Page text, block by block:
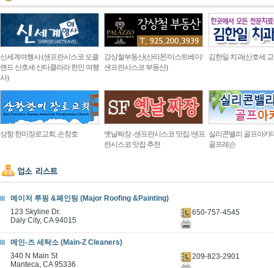
신세계여행사 (샌프란시스코 오클
랜드 산호세 산타클라라 한인 여행
사)
강상철부동산(산라몬/이스트베이/
샌프란시스코 부동산)
김한일 치과(산호세
상항 한미장로교회, 손창호
옛날짜장 -샌프란시스코 맛집 /샌프
란시스코 맛집 추천
실리콘밸리 골프아카
골프레슨
메이저 루핑 &페인팅 (Major Roofing &Painting)
123 Skyline Dr.
Daly City, CA 94015
650-757-4545
메인-즈 세탁소 (Main-Z Cleaners)
340 N Main St
Manteca, CA 95336
209-823-2901